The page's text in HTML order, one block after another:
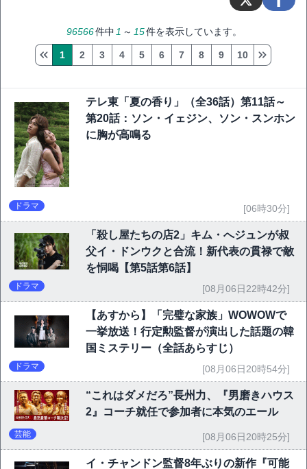
96566件中 1 ～ 15件を表示しています。
1 2 3 4 5 6 7 8 9 10
テレ東「夏の香り」（全36話）第11話～
第20話：ソン・イェジン、ソン・スンホン
に胸が高鳴る
ドラマ [06時30分]
「殺し屋たちの店2」キム・へジュンが叔
父イ・ドンウクと合流！新代表の貫禄で敵
を恫喝【第5話第6話】
ドラマ [08月06日22時42分]
【あすから】「完璧な家族」WOWOWで
一挙放送！行定勲監督が演出した話題の韓
国ミステリー（全話あらすじ）
ドラマ [08月06日20時54分]
“これはダメだろ”長州力、『男磨きハウス
2』コーチ就任で参加者に本気のエール
芸能 [08月06日20時25分]
イ・チャンドン監督8年ぶりの新作『可能